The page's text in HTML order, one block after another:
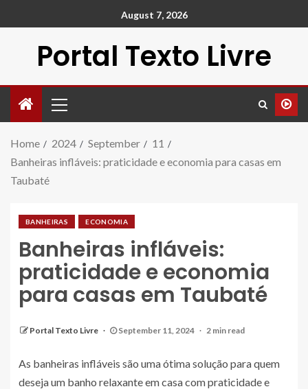
August 7, 2026
Portal Texto Livre
Home 2024 September
11
Banheiras infláveis: praticidade e economia para casas em
Taubaté
BANHEIRAS ECONOMIA
Banheiras infláveis:
praticidade e economia
para casas em Taubaté
Portal Texto Livre September 11, 2024 2 min read
As banheiras infláveis são uma ótima solução para quem
deseja um banho relaxante em casa com praticidade e